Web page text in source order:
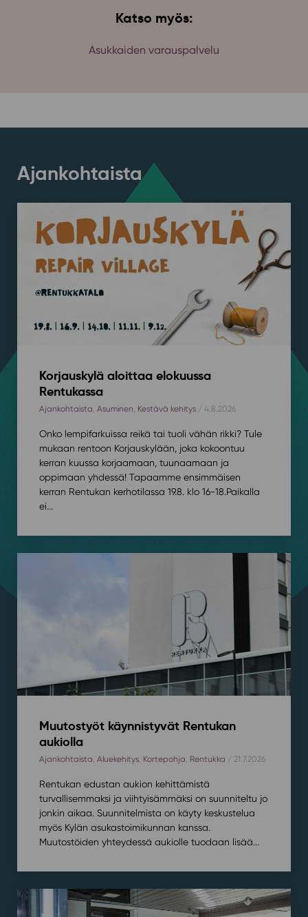
Katso myös:
Asukkaiden varauspalvelu
Ajankohtaista
Korjauskylä aloittaa elokuussa
Rentukassa
Ajankohtaista, Asuminen, Kestävä kehitys/ 4.8.2026
Onko lempifarkuissa reikä tai tuoli vähän rikki? Tule
mukaan rentoon Korjauskylään, joka kokoontuu
kerran kuussa korjaamaan, tuunaamaan ja
oppimaan yhdessä! Tapaamme ensimmäisen
kerran Rentukan kerhotilassa 19.8. klo 16-18.⁠⁠Paikalla
ei...
Muutostyöt käynnistyvät Rentukan
aukiolla
Ajankohtaista, Aluekehitys, Kortepohja, Rentukka / 21.7.2026
Rentukan edustan aukion kehittämistä
turvallisemmaksi ja viihtyisämmäksi on suunniteltu jo
jonkin aikaa. Suunnitelmista on käyty keskustelua
myös Kylän asukastoimikunnan kanssa.
Muutostöiden yhteydessä aukiolle tuodaan lisää...